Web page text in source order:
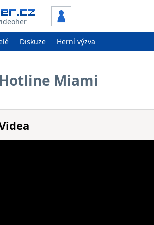
Diskuze Herní výzva
Hotline Miami